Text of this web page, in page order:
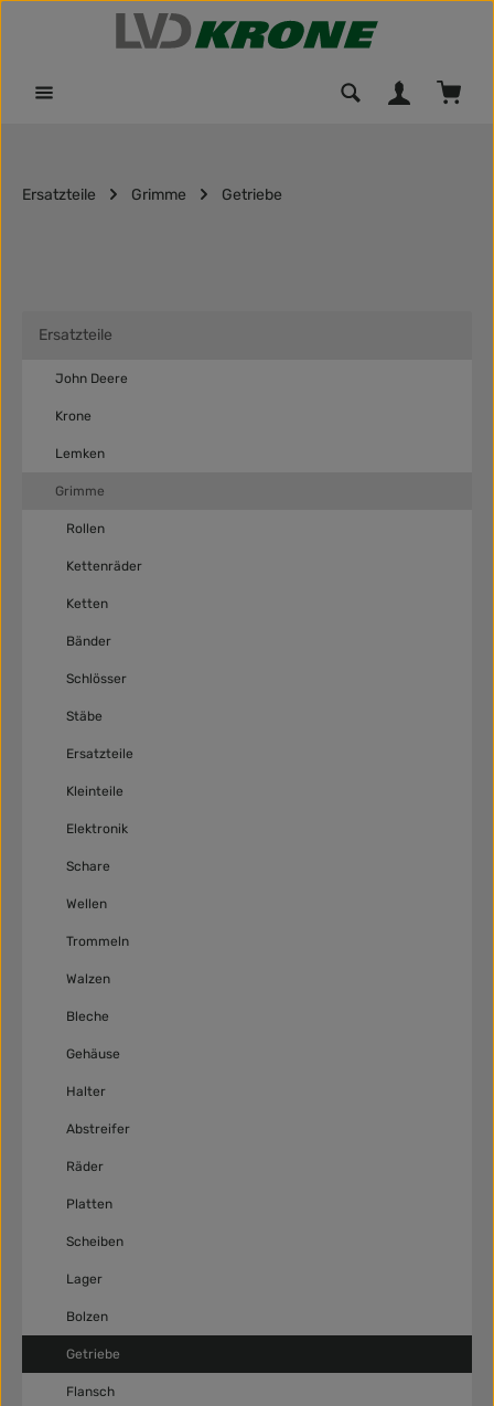
Zum Hauptinhalt springen
Ersatzteile Grimme Getriebe
Ersatzteile
John Deere
Krone
Lemken
Grimme
Rollen
Kettenräder
Ketten
Bänder
Schlösser
Stäbe
Ersatzteile
Kleinteile
Elektronik
Schare
Wellen
Trommeln
Walzen
Bleche
Gehäuse
Halter
Abstreifer
Räder
Platten
Scheiben
Lager
Bolzen
Getriebe
Flansch